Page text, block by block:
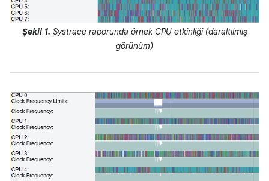
Şekil 1. Systrace raporunda örnek CPU etkinliği (daraltılmış
görünüm)